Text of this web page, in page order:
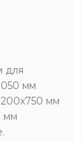
для
мм
мм
мм